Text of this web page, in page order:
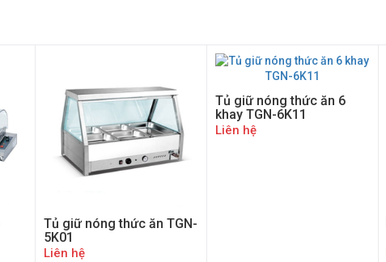
Tủ giữ nóng thức ăn TGN-
5K01
Liên hệ
Tủ giữ nóng thức ăn 6
khay TGN-6K11
Liên hệ